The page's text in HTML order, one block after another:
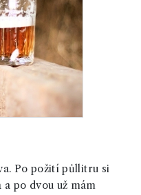
Po požití půllitru si
a po dvou už mám